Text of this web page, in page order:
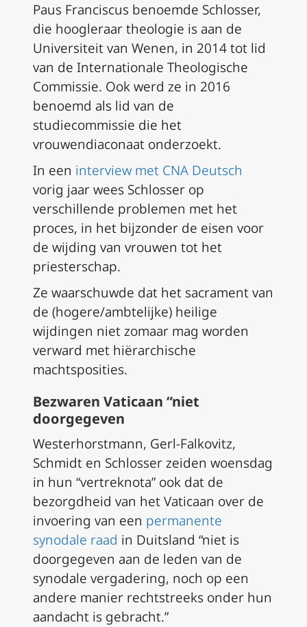
Paus Franciscus benoemde Schlosser,
die hoogleraar theologie is aan de
Universiteit van Wenen, in 2014 tot lid
van de Internationale Theologische
Commissie. Ook werd ze in 2016
benoemd als lid van de
studiecommissie die het
vrouwendiaconaat onderzoekt.
In een interview met CNA Deutsch
vorig jaar wees Schlosser op
verschillende problemen met het
proces, in het bijzonder de eisen voor
de wijding van vrouwen tot het
priesterschap.
Ze waarschuwde dat het sacrament van
de (hogere/ambtelijke) heilige
wijdingen niet zomaar mag worden
verward met hiërarchische
machtsposities.
Bezwaren Vaticaan “niet
doorgegeven
Westerhorstmann, Gerl-Falkovitz,
Schmidt en Schlosser zeiden woensdag
in hun “vertreknota” ook dat de
bezorgdheid van het Vaticaan over de
invoering van een permanente
synodale raad in Duitsland “niet is
doorgegeven aan de leden van de
synodale vergadering, noch op een
andere manier rechtstreeks onder hun
aandacht is gebracht.”